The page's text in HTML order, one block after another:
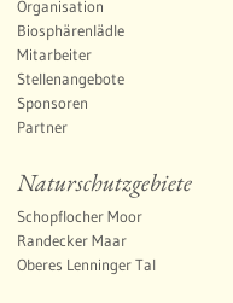
Organisation
Biosphärenlädle
Mitarbeiter
Stellenangebote
Sponsoren
Partner
Naturschutzgebiete
Schopflocher Moor
Randecker Maar
Oberes Lenninger Tal